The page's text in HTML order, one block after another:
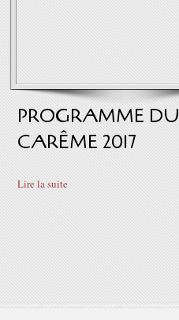
PROGRAMME DU
CARÊME 2017
Lire la suite